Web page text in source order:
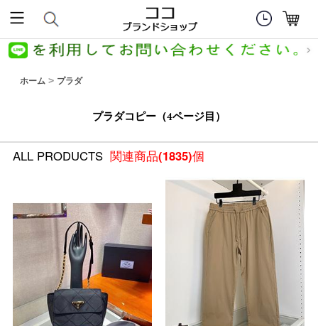
ホーム > プラダ
プラダコピー（4ページ目）
ALL PRODUCTS 関連商品(1835)個